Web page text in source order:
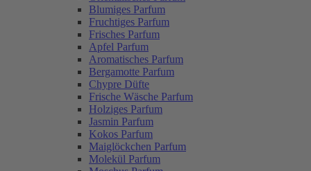
Blumiges Parfum
Fruchtiges Parfum
Frisches Parfum
Apfel Parfum
Aromatisches Parfum
Bergamotte Parfum
Chypre Düfte
Frische Wäsche Parfum
Holziges Parfum
Jasmin Parfum
Kokos Parfum
Maiglöckchen Parfum
Molekül Parfum